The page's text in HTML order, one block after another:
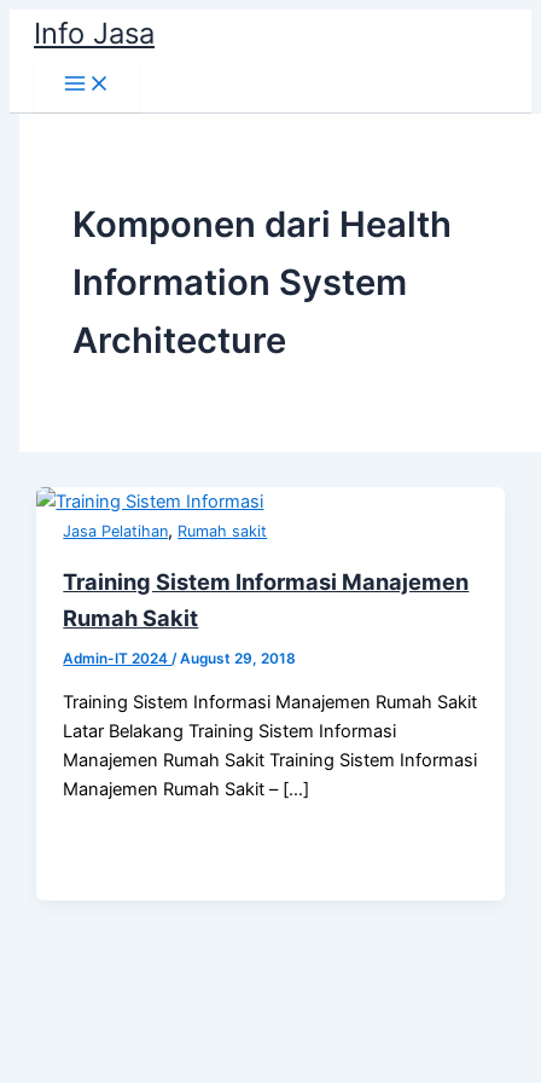
Skip
content
Info Jasa
Komponen dari Health
Information System
Architecture
Jasa Pelatihan, Rumah sakit
Training Sistem Informasi Manajemen
Rumah Sakit
Admin-IT 2024/August 29, 2018
Training Sistem Informasi Manajemen Rumah Sakit
Latar Belakang Training Sistem Informasi
Manajemen Rumah Sakit Training Sistem Informasi
Manajemen Rumah Sakit – […]